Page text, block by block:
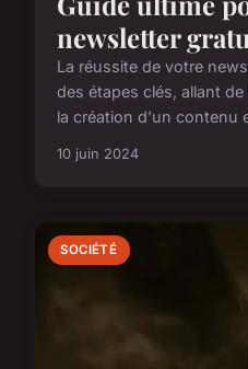
newsletter
La réussite de votre
des étapes clés, allant
la création d'un contenu
10 juin 2024
SOCIÉTÉ